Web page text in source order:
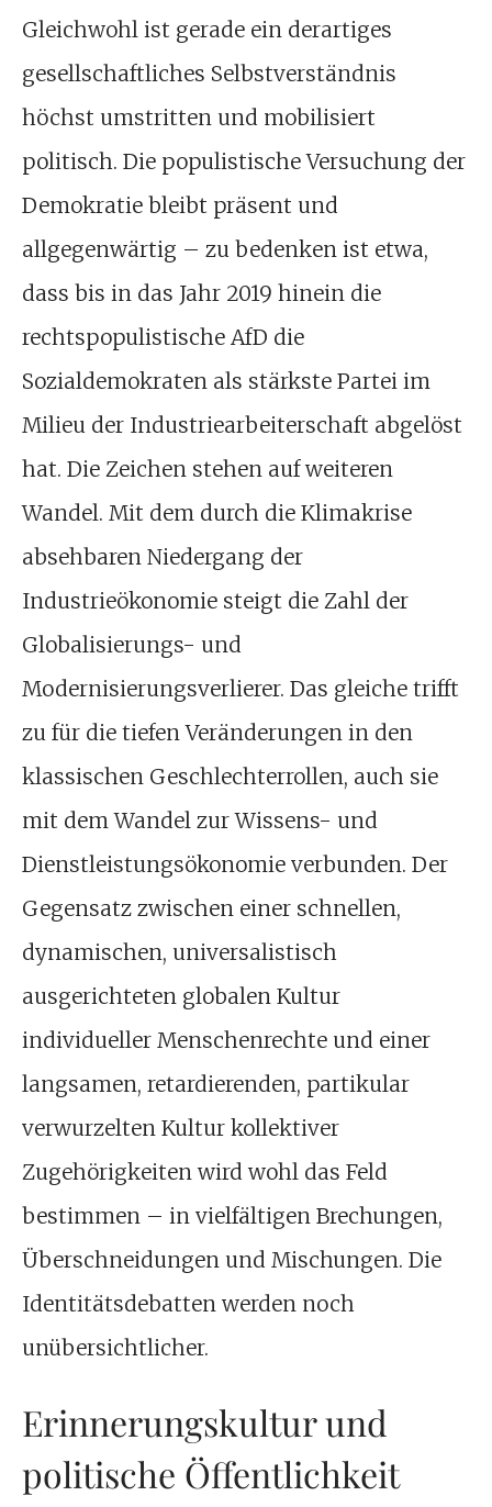
Gleichwohl ist gerade ein derartiges
gesellschaftliches Selbstverständnis
höchst umstritten und mobilisiert
politisch. Die populistische Versuchung der
Demokratie bleibt präsent und
allgegenwärtig – zu bedenken ist etwa,
dass bis in das Jahr 2019 hinein die
rechtspopulistische AfD die
Sozialdemokraten als stärkste Partei im
Milieu der Industriearbeiterschaft abgelöst
hat. Die Zeichen stehen auf weiteren
Wandel. Mit dem durch die Klimakrise
absehbaren Niedergang der
Industrieökonomie steigt die Zahl der
Globalisierungs- und
Modernisierungsverlierer. Das gleiche trifft
zu für die tiefen Veränderungen in den
klassischen Geschlechterrollen, auch sie
mit dem Wandel zur Wissens- und
Dienstleistungsökonomie verbunden. Der
Gegensatz zwischen einer schnellen,
dynamischen, universalistisch
ausgerichteten globalen Kultur
individueller Menschenrechte und einer
langsamen, retardierenden, partikular
verwurzelten Kultur kollektiver
Zugehörigkeiten wird wohl das Feld
bestimmen – in vielfältigen Brechungen,
Überschneidungen und Mischungen. Die
Identitätsdebatten werden noch
unübersichtlicher.
Erinnerungskultur und
politische Öffentlichkeit